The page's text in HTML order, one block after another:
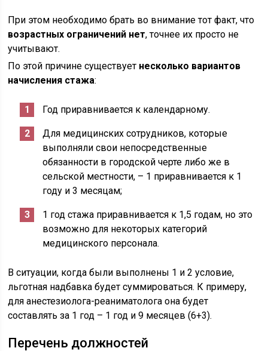
При этом необходимо брать во внимание тот факт, что
возрастных ограничений нет, точнее их просто не
учитывают.
По этой причине существует несколько вариантов
начисления стажа:
Год приравнивается к календарному.
Для медицинских сотрудников, которые
выполняли свои непосредственные
обязанности в городской черте либо же в
сельской местности, – 1 приравнивается к 1
году и 3 месяцам;
1 год стажа приравнивается к 1,5 годам, но это
возможно для некоторых категорий
медицинского персонала.
В ситуации, когда были выполнены 1 и 2 условие,
льготная надбавка будет суммироваться. К примеру,
для анестезиолога-реаниматолога она будет
составлять за 1 год – 1 год и 9 месяцев (6+3).
Перечень должностей